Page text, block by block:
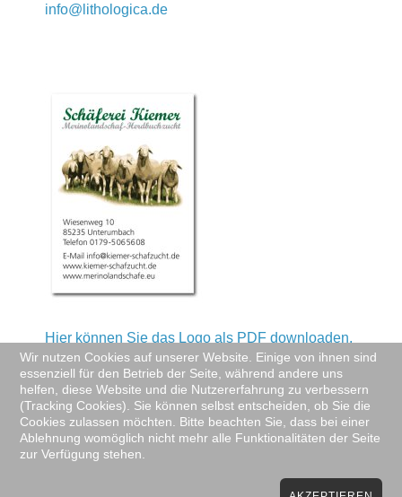
info@lithologica.de
Hier können Sie das Logo als PDF downloaden.
Feindaten/Vectordaten können Sie per E-Mail
unter folgender Adresse anfordern:
info@lithologica.de
Wir nutzen Cookies auf unserer Website. Einige von ihnen sind
essenziell für den Betrieb der Seite, während andere uns
helfen, diese Website und die Nutzererfahrung zu verbessern
(Tracking Cookies). Sie können selbst entscheiden, ob Sie die
Cookies zulassen möchten. Bitte beachten Sie, dass bei einer
Ablehnung womöglich nicht mehr alle Funktionalitäten der Seite
zur Verfügung stehen.